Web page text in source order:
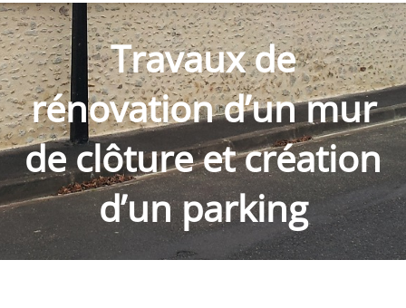
Travaux de
rénovation d’un mur
de clôture et création
d’un parking